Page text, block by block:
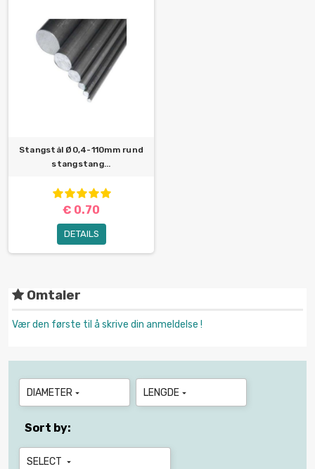
Stangstål Ø0,4-110mm rund
stangstang...
€ 0.70
DETAILS
Omtaler
Vær den første til å skrive din anmeldelse !
DIAMETER  LENGDE 
Sort by:
SELECT 